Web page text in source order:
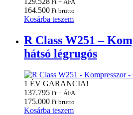
Ft + ÁFA
164.500 Ft brutto
Kosárba teszem
R Class W251 –
hátsó légrugós
1 ÉV GARANCIA!
137.795 Ft + ÁFA
175.000 Ft brutto
Kosárba teszem